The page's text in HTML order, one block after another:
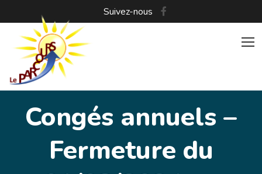
Suivez-nous
Congés annuels –
Fermeture du